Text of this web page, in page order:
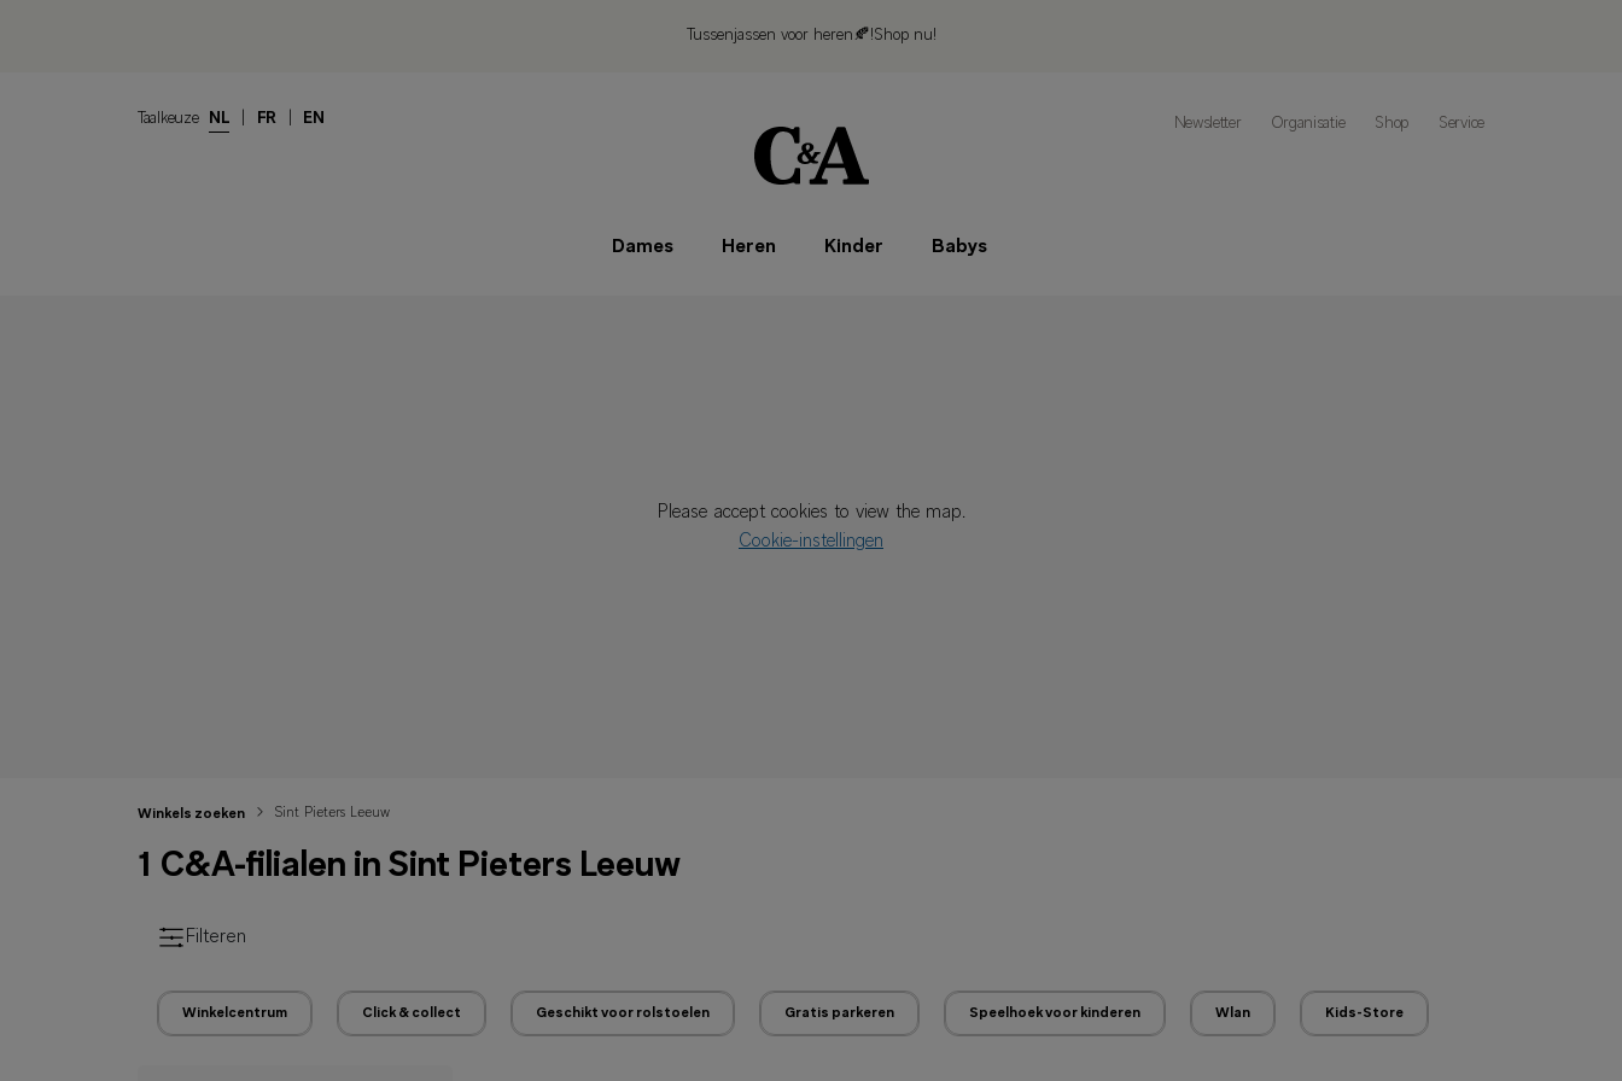
Tussenjassen voor heren🍂!Shop nu!
Taalkeuze NL FR EN Newsletter Organisatie Shop Service
Dames Heren Kinder Babys
Please accept cookies to view the map.
Cookie-instellingen
Winkels zoeken Sint Pieters Leeuw
1 C&A-filialen in Sint Pieters Leeuw
Filteren
Winkelcentrum Click & collect Geschikt voor rolstoelen Gratis parkeren Speelhoek voor kinderen Wlan Kids-Store